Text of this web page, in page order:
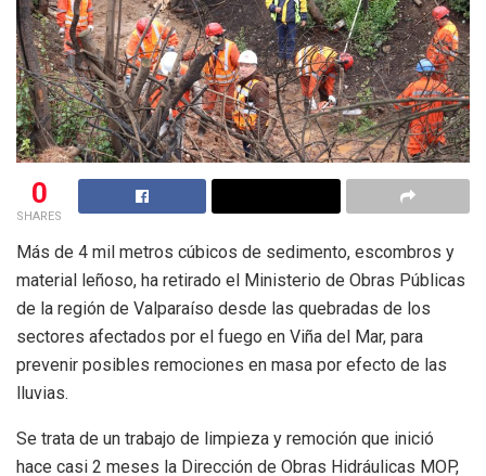
0
SHARES
Más de 4 mil metros cúbicos de sedimento, escombros y
material leñoso, ha retirado el Ministerio de Obras Públicas
de la región de Valparaíso desde las quebradas de los
sectores afectados por el fuego en Viña del Mar, para
prevenir posibles remociones en masa por efecto de las
lluvias.
Se trata de un trabajo de limpieza y remoción que inició
hace casi 2 meses la Dirección de Obras Hidráulicas MOP,